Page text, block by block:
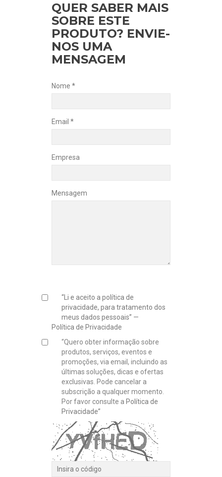
QUER SABER MAIS
SOBRE ESTE
PRODUTO? ENVIE-
NOS UMA
MENSAGEM
Nome *
Email *
Empresa
Mensagem
“Li e aceito a política de
privacidade, para tratamento dos
meus dados pessoais” —
Política de Privacidade
“Quero obter informação sobre
produtos, serviços, eventos e
promoções, via email, incluindo as
últimas soluções, dicas e ofertas
exclusivas. Pode cancelar a
subscrição a qualquer momento.
Por favor consulte a Política de
Privacidade”